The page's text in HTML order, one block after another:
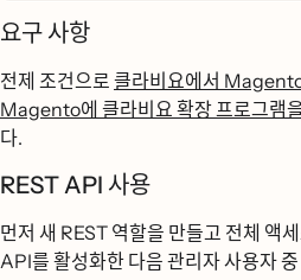
요구 사항
전제 조건으로 클라비요에서 Magento
Magento에 클라비요 확장 프로그램을
다.
REST API 사용
먼저 새 REST 역할을 만들고 전체
API를 활성화한 다음 관리자 사용자 중